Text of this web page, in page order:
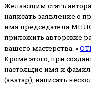
Желающим стать
написать заявление о
имя председателя
приложить авторские
вашего мастерства. »
Кроме этого, при
настоящие имя и
(аватар), написать